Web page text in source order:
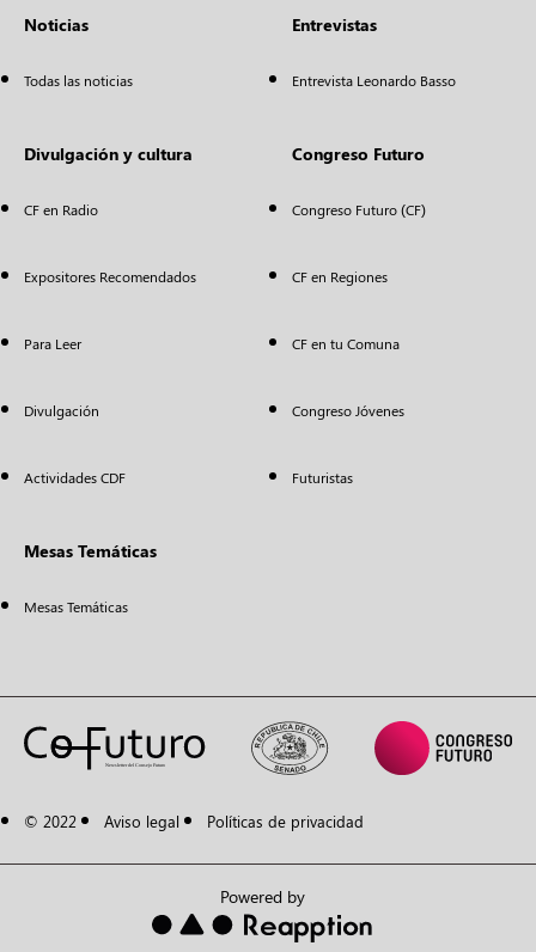
Noticias
Todas las noticias
Entrevistas
Entrevista Leonardo Basso
Divulgación y cultura
CF en Radio
Expositores Recomendados
Para Leer
Divulgación
Actividades CDF
Congreso Futuro
Congreso Futuro (CF)
CF en Regiones
CF en tu Comuna
Congreso Jóvenes
Futuristas
Mesas Temáticas
Mesas Temáticas
© 2022 Aviso legal Políticas de privacidad
Powered by